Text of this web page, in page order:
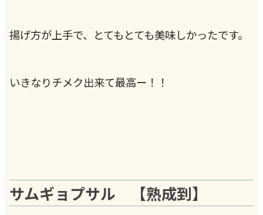
揚げ方が上手で、とてもとても美味しかったです。
いきなりチメク出来て最高ー！！
サムギョプサル 【熟成到】